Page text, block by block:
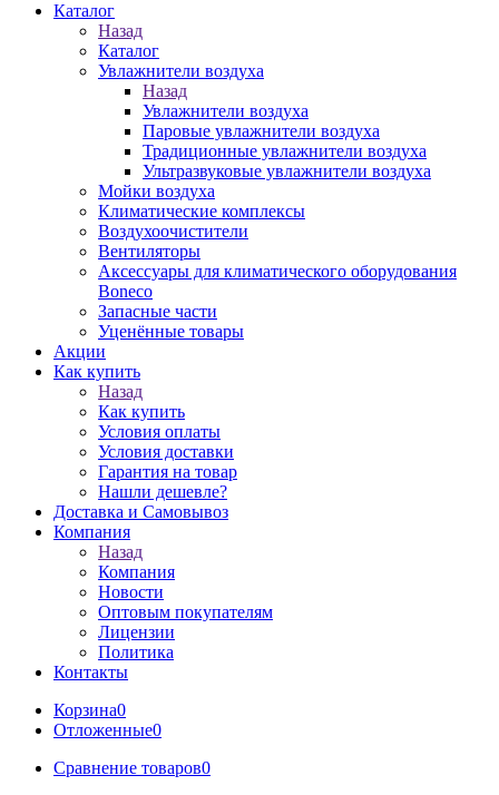
Каталог
Назад
Каталог
Увлажнители воздуха
Назад
Увлажнители воздуха
Паровые увлажнители воздуха
Традиционные увлажнители воздуха
Ультразвуковые увлажнители воздуха
Мойки воздуха
Климатические комплексы
Воздухоочистители
Вентиляторы
Аксессуары для климатического оборудования
Boneco
Запасные части
Уценённые товары
Акции
Как купить
Назад
Как купить
Условия оплаты
Условия доставки
Гарантия на товар
Нашли дешевле?
Доставка и Самовывоз
Компания
Назад
Компания
Новости
Оптовым покупателям
Лицензии
Политика
Контакты
Корзина0
Отложенные0
Сравнение товаров0